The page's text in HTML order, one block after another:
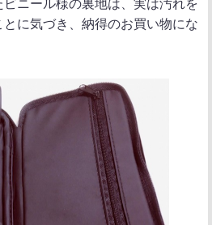
ニール様の裏地は、実は汚れを
に気づき、納得のお買い物にな